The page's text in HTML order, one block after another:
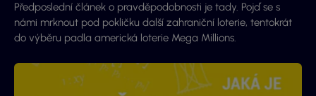
Předposlední článek o pravděpodobnosti je tady. Pojď se s
námi mrknout pod pokličku další zahraniční loterie, tentokrát
do výběru padla americká loterie Mega Millions.